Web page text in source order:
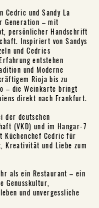
Cedric und Sandy La
Generation – mit
persönlicher Handschrift
Inspiriert von Sandys
und Cedrics
entstehen
und Moderne
Rioja bis zu
– die Weinkarte bringt
direkt nach Frankfurt.
der deutschen
(VKD) und im Hangar-7
Küchenchef Cedric für
Kreativität und Liebe zum
als ein Restaurant – ein
Genusskultur,
und unvergessliche